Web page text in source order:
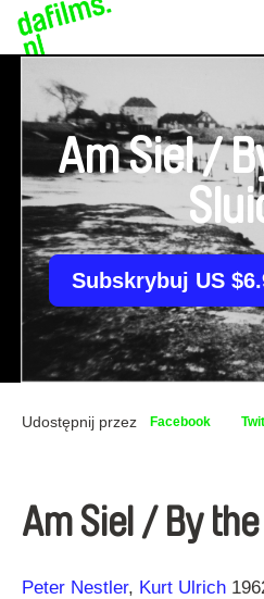
Am Siel /
Subskrybuj US
Udostępnij przez Facebook
Am Siel / By
Reżyseria
Peter Nestler Kurt Ulrich
Rok